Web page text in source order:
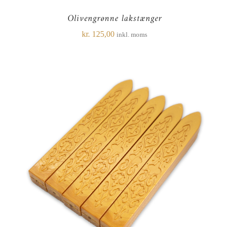
Olivengrønne lakstænger
kr. 125,00 inkl. moms